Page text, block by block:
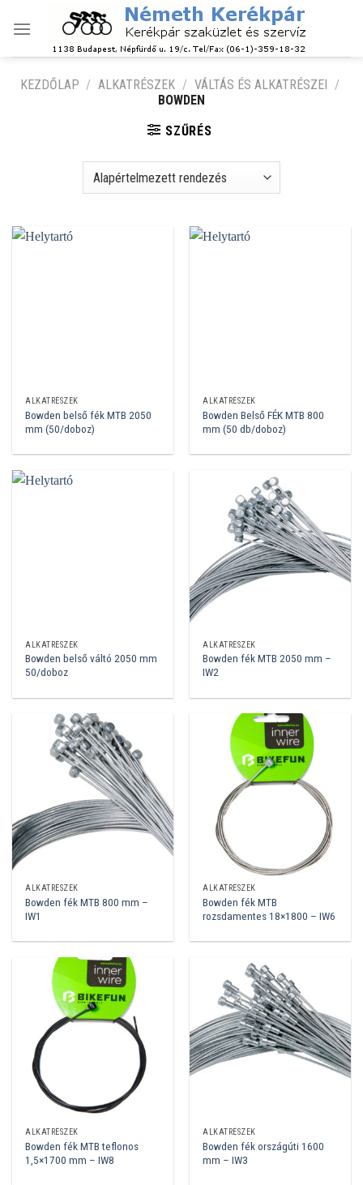
KEZDŐLAP / ALKATRÉSZEK / VÁLTÁS ÉS ALKATRÉSZEI /
BOWDEN
SZŰRÉS
ALKATRÉSZEK
Bowden belső fék MTB 2050
mm (50/doboz)
ALKATRÉSZEK
Bowden Belső FÉK MTB 800
mm (50 db/doboz)
ALKATRÉSZEK
Bowden belső váltó 2050 mm
50/doboz
ALKATRÉSZEK
Bowden fék MTB 2050 mm –
IW2
ALKATRÉSZEK
Bowden fék MTB 800 mm –
IW1
ALKATRÉSZEK
Bowden fék MTB
rozsdamentes 18×1800 – IW6
ALKATRÉSZEK
Bowden fék MTB teflonos
1,5×1700 mm – IW8
ALKATRÉSZEK
Bowden fék országúti 1600
mm – IW3